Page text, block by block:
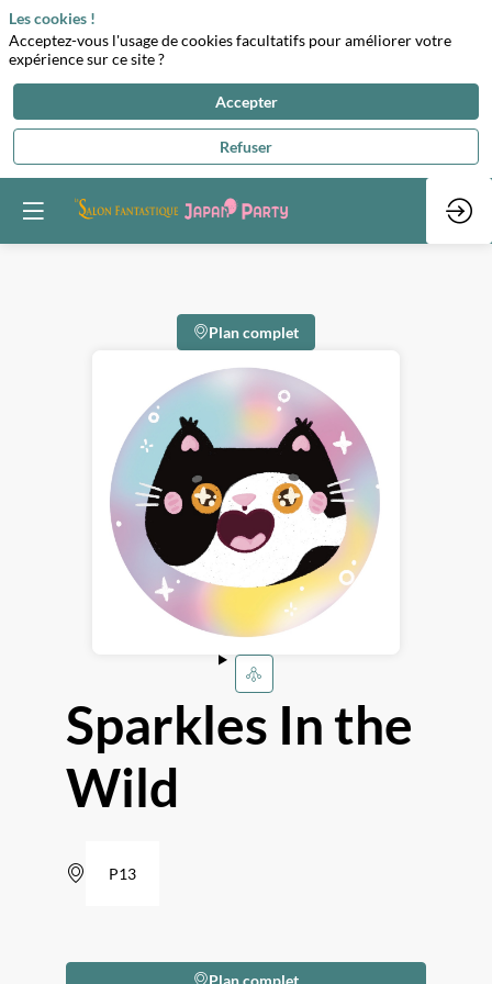
Plan complet
Sparkles In the
Wild
P13
Plan complet
Les cookies !
Acceptez-vous l'usage de cookies facultatifs pour améliorer votre
expérience sur ce site ?
Accepter
Refuser